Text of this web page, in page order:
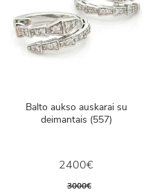
Balto aukso auskarai su
deimantais (557)
2400€
3000€